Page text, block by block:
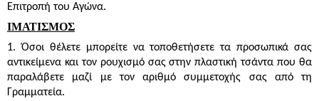
Επιτροπή του Αγώνα.
ΙΜΑΤΙΣΜΟΣ
1. Όσοι θέλετε μπορείτε να τοποθετήσετε τα προσωπικά σας
αντικείμενα και τον ρουχισμό σας στην πλαστική τσάντα που θα
παραλάβετε μαζί με τον αριθμό συμμετοχής σας από τη
Γραμματεία.